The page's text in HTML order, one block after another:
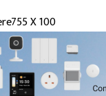
755 X 100